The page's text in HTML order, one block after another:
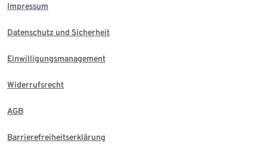
Impressum
Datenschutz und Sicherheit
Einwilligungsmanagement
Widerrufsrecht
AGB
Barrierefreiheitserklärung